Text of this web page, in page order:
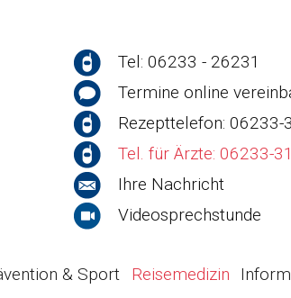
Tel: 06233 - 26231
Termine online
Rezepttelefon: 06233-
Tel. für Ärzte: 06233-
Ihre Nachricht
Videosprechstunde
& Sport Reisemedizin